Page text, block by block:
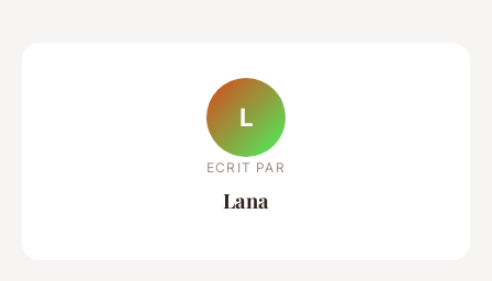
L
ECRIT PAR
Lana